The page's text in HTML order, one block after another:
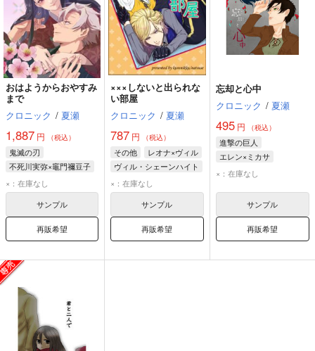
おはようからおやすみ
まで
クロニック / 夏瀬
1,887 円 （税込）
鬼滅の刃
不死川実弥×竈門禰豆子
不死川実弥
竈門禰豆子
×：在庫なし
サンプル
再販希望
×××しないと出られな
い部屋
クロニック / 夏瀬
787 円 （税込）
その他
レオナ×ヴィル
ヴィル・シェーンハイト
レオナ・キングスカラー
×：在庫なし
サンプル
再販希望
忘却と心中
クロニック / 夏瀬
495円 （税込）
進撃の巨人
エレン×ミカサ
ミカサ・アッカーマン
×：在庫なし
サンプル
再販希望